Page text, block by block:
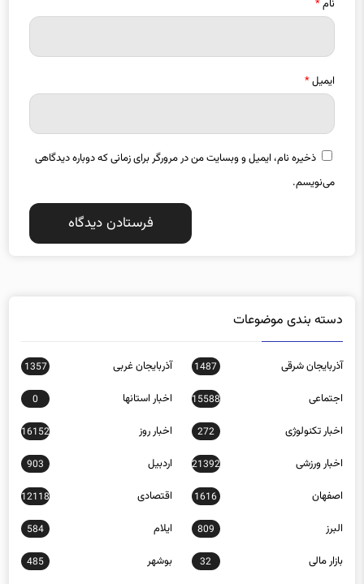
نام*
ایمیل*
ذخیره نام، ایمیل و وبسایت من در مرورگر برای زمانی که دوباره دیدگاهی
می‌نویسم.
دسته بندی موضوعات
آذربایجان شرقی 1487 آذربایجان غربی 1357
اجتماعی 15588 اخبار استانها 0
اخبار تکنولوژی 272 اخبار روز 16152
اخبار ورزشی 21392 اردبیل 903
اصفهان 1616 اقتصادی 12118
البرز 809 ایلام 584
بازار مالی 32 بوشهر 485